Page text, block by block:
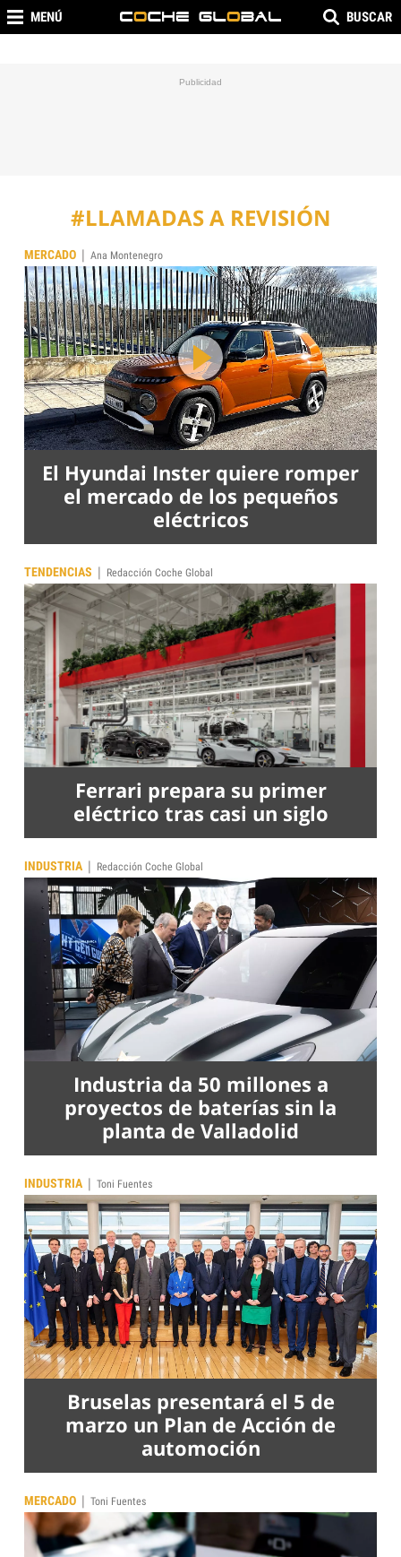
MENÚ BUSCAR
#LLAMADAS A REVISIÓN
MERCADO | Ana Montenegro
El Hyundai Inster quiere romper
el mercado de los pequeños
eléctricos
TENDENCIAS | Redacción Coche Global
Ferrari prepara su primer
eléctrico tras casi un siglo
INDUSTRIA | Redacción Coche Global
Industria da 50 millones a
proyectos de baterías sin la
planta de Valladolid
INDUSTRIA | Toni Fuentes
Bruselas presentará el 5 de
marzo un Plan de Acción de
automoción
MERCADO | Toni Fuentes